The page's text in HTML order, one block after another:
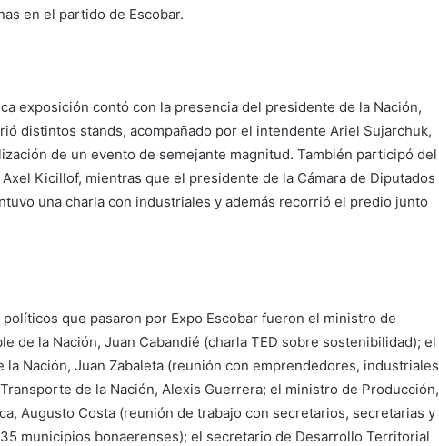
en el partido de Escobar.
exposición contó con la presencia del presidente de la Nación,
distintos stands, acompañado por el intendente Ariel Sujarchuk,
de un evento de semejante magnitud. También participó del
Kicillof, mientras que el presidente de la Cámara de Diputados
una charla con industriales y además recorrió el predio junto
que pasaron por Expo Escobar fueron el ministro de
de la Nación, Juan Cabandié (charla TED sobre sostenibilidad); el
Nación, Juan Zabaleta (reunión con emprendedores, industriales
de la Nación, Alexis Guerrera; el ministro de Producción,
Augusto Costa (reunión de trabajo con secretarios, secretarias y
municipios bonaerenses); el secretario de Desarrollo Territorial